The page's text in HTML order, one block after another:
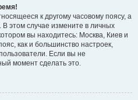
к другому часовому поясу, а
В этом случае измените в личных
вы находитесь: Москва, Киев и
как и большинство настроек,
Если вы не
момент сделать это.